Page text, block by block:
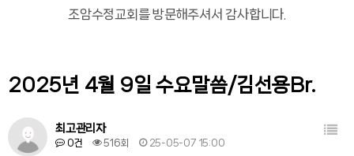
조암수정교회를 방문해주셔서 감사합니다.
2025년 4월 9일 수요말씀/김선용Br.
최고관리자
0건 516회 25-05-07 15:00